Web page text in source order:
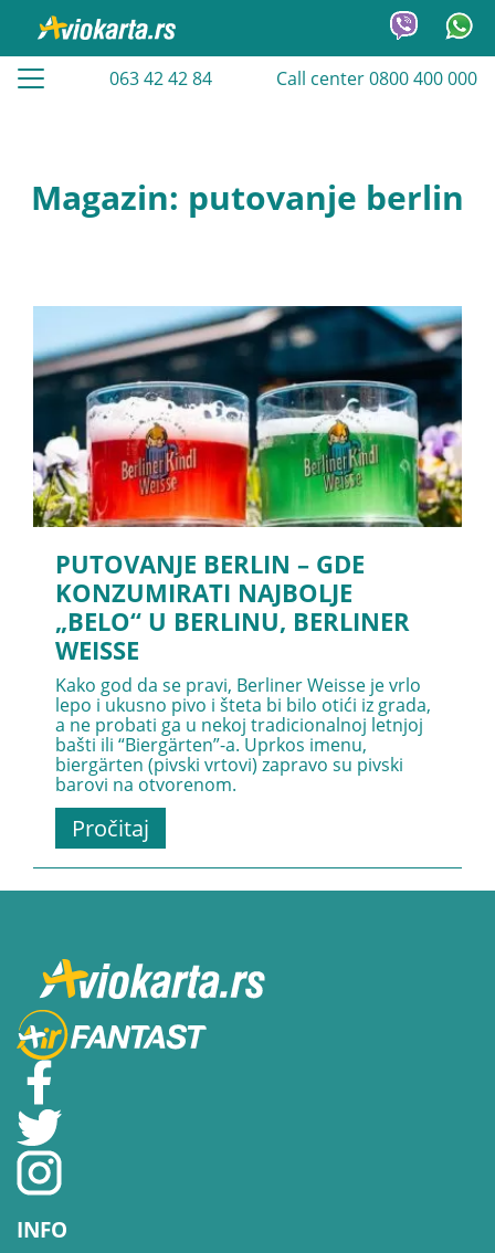
063 42 42 84 Call center 0800 400 000
Magazin: putovanje berlin
PUTOVANJE BERLIN – GDE
KONZUMIRATI NAJBOLJE
„BELO“ U BERLINU, BERLINER
WEISSE
Kako god da se pravi, Berliner Weisse je vrlo
lepo i ukusno pivo i šteta bi bilo otići iz grada,
a ne probati ga u nekoj tradicionalnoj letnjoj
bašti ili “Biergärten”-a. Uprkos imenu,
biergärten (pivski vrtovi) zapravo su pivski
barovi na otvorenom.
Pročitaj
INFO